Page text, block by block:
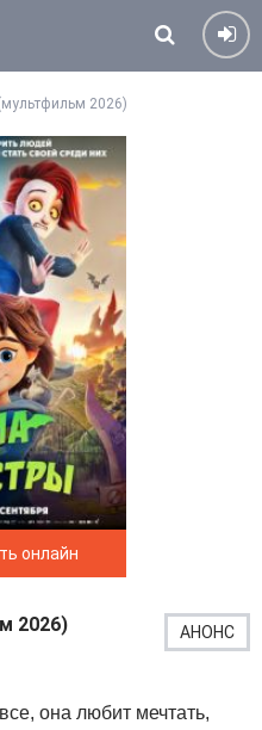
2026)
онлайн
2026) АНОНС
она любит мечтать,